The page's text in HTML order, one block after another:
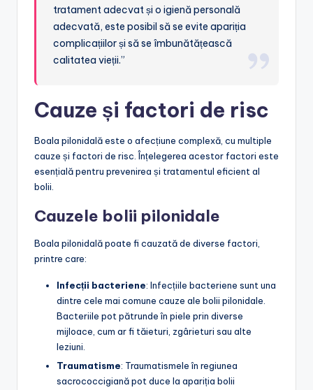
tratament adecvat și o igienă personală
adecvată, este posibil să se evite apariția
complicațiilor și să se îmbunătățească
calitatea vieții.”
Cauze și factori de risc
Boala pilonidală este o afecțiune complexă, cu multiple
cauze și factori de risc. Înțelegerea acestor factori este
esențială pentru prevenirea și tratamentul eficient al
bolii.
Cauzele bolii pilonidale
Boala pilonidală poate fi cauzată de diverse factori,
printre care:
Infecții bacteriene: Infecțiile bacteriene sunt una
dintre cele mai comune cauze ale bolii pilonidale.
Bacteriile pot pătrunde în piele prin diverse
mijloace, cum ar fi tăieturi, zgârieturi sau alte
leziuni.
Traumatisme: Traumatismele în regiunea
sacrococcigiană pot duce la apariția bolii